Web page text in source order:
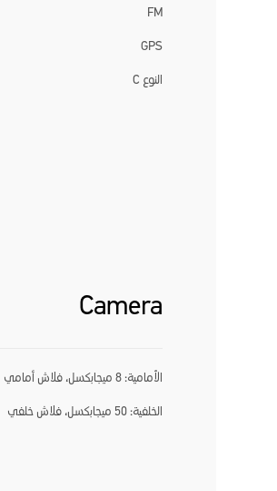
FM
GPS
النوع C
Camera
الأمامية: 8 ميجابكسل، فلاش أمامي
الخلفية: 50 ميجابكسل، فلاش خلفي